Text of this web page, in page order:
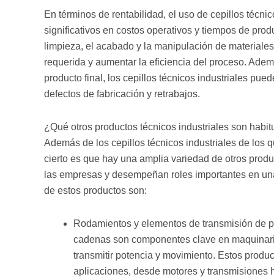
En términos de rentabilidad, el uso de cepillos
significativos en costos operativos y tiempos de
limpieza, el acabado y la manipulación de
requerida y aumentar la eficiencia del proceso.
producto final, los cepillos técnicos industriales
defectos de fabricación y retrabajos.
¿Qué otros productos técnicos industriales son
Además de los cepillos técnicos industriales de los
cierto es que hay una amplia variedad de otros
las empresas y desempeñan roles importantes en
de estos productos son:
Rodamientos y elementos de transmisión de
cadenas son componentes clave en
transmitir potencia y movimiento. Estos
aplicaciones, desde motores y transmisiones